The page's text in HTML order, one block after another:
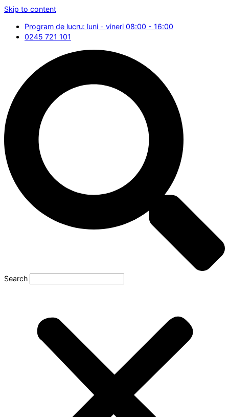
Skip to content
Program de lucru: luni - vineri 08:00 - 16:00
0245 721 101
Search